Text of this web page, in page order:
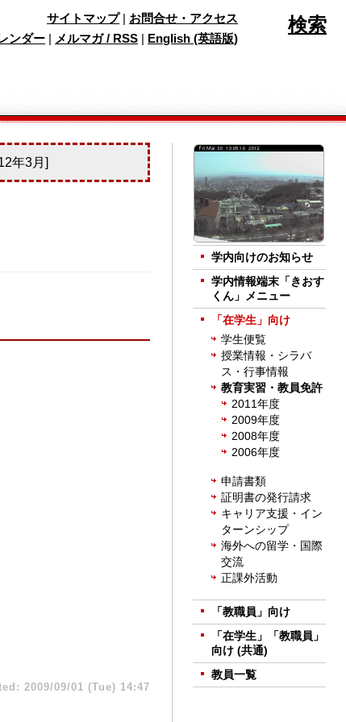
サイトマップ| お問合せ・アクセス
ンダー
メルマガ / RSS English (英語版)
検索
年3月]
2009/09/01 (Tue) 14:47
学内向けのお知らせ
学内情報端末「きおす
くん」メニュー
「在学生」向け
学生便覧
授業情報・シラバ
ス・行事情報
教育実習・教員免許
2011年度
2009年度
2008年度
2006年度
申請書類
証明書の発行請求
キャリア支援・イン
ターンシップ
海外への留学・国際
交流
正課外活動
「教職員」向け
「在学生」「教職員」
向け (共通)
教員一覧